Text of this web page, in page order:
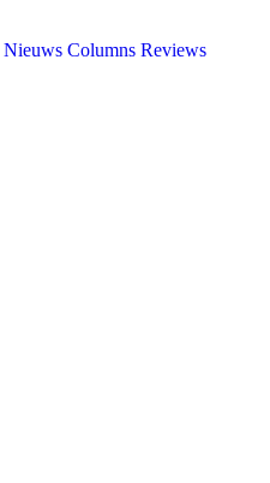
Nieuws Columns Reviews